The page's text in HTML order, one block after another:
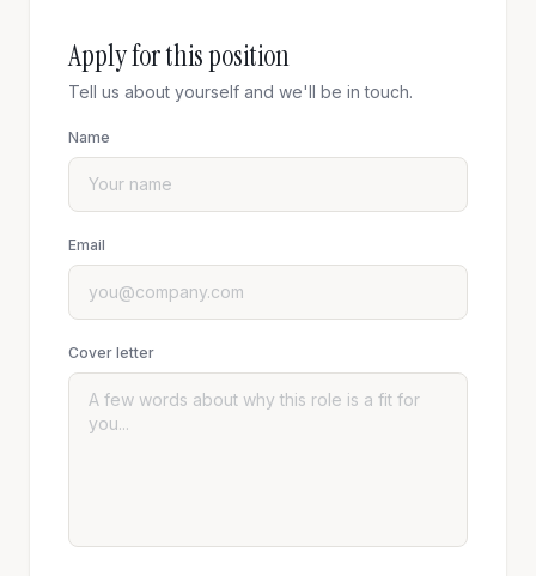
Apply for this position
Tell us about yourself and we'll be in touch.
Name
Email
Cover letter